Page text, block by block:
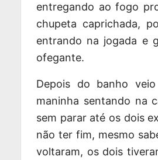
entregando ao fogo
chupeta caprichada,
entrando na jogada e
ofegante.
Depois do banho
maninha sentando na
sem parar até os dois
não ter fim, mesmo
voltaram, os dois